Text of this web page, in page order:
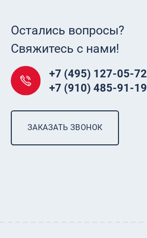
Остались вопросы?
Свяжитесь с нами!
+7 (495) 127-05-72
+7 (910) 485-91-19
ЗАКАЗАТЬ ЗВОНОК